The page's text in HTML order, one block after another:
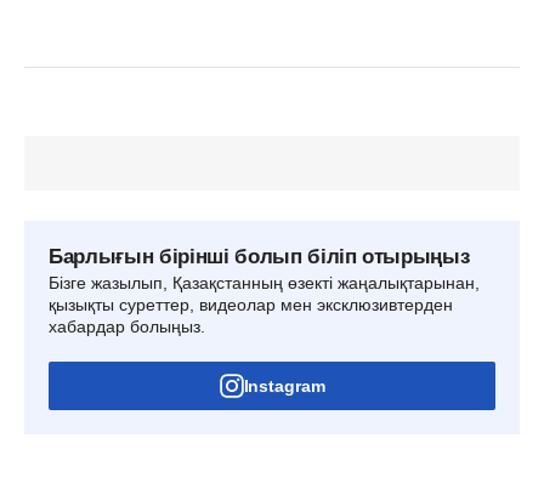
Барлығын бірінші болып біліп отырыңыз
Бізге жазылып, Қазақстанның өзекті жаңалықтарынан,
қызықты суреттер, видеолар мен эксклюзивтерден
хабардар болыңыз.
Instagram